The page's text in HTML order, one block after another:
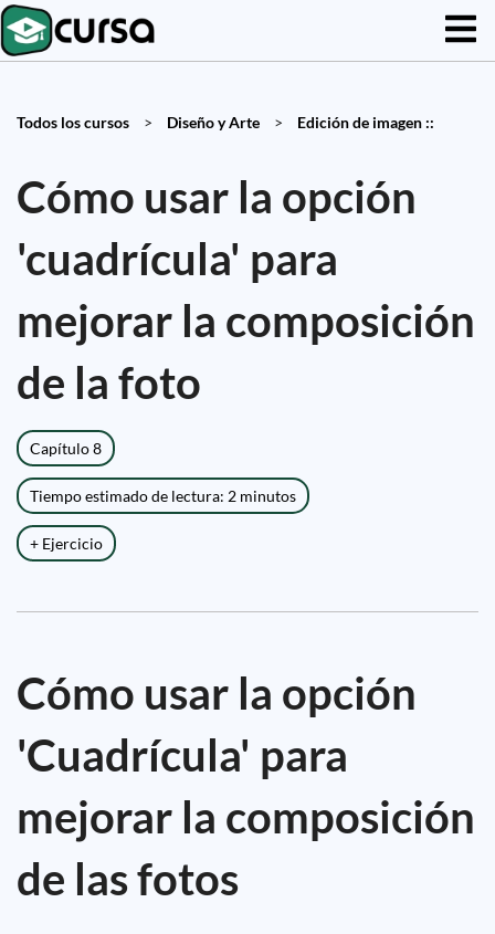
Todos los cursos > Diseño y Arte > Edición de imagen ::
Cómo usar la opción
'cuadrícula' para
mejorar la composición
de la foto
Capítulo 8
Tiempo estimado de lectura: 2 minutos
+ Ejercicio
Cómo usar la opción
'Cuadrícula' para
mejorar la composición
de las fotos